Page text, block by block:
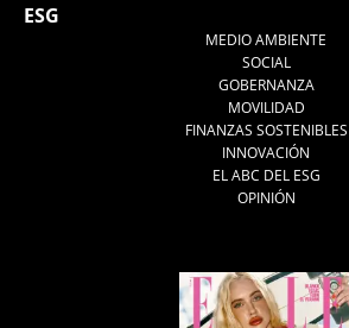
ESG
MEDIO AMBIENTE
SOCIAL
GOBERNANZA
MOVILIDAD
FINANZAS SOSTENIBLES
INNOVACIÓN
EL ABC DEL ESG
OPINIÓN